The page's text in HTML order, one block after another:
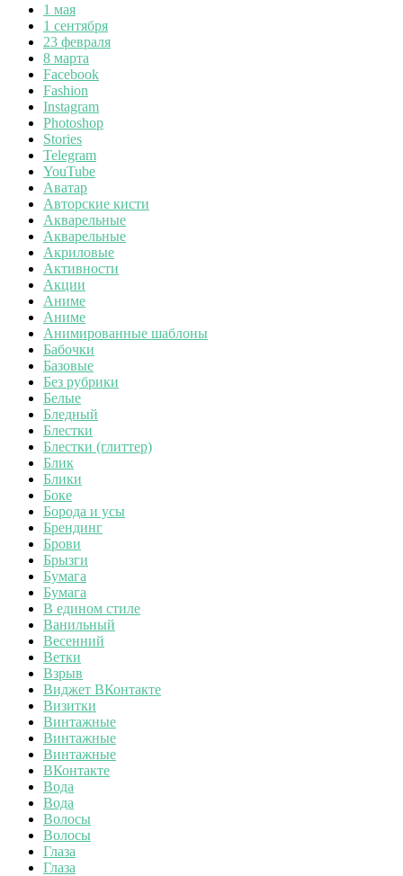
1 мая
1 сентября
23 февраля
8 марта
Facebook
Fashion
Instagram
Photoshop
Stories
Telegram
YouTube
Аватар
Авторские кисти
Акварельные
Акварельные
Акриловые
Активности
Акции
Аниме
Аниме
Анимированные шаблоны
Бабочки
Базовые
Без рубрики
Белые
Бледный
Блестки
Блестки (глиттер)
Блик
Блики
Боке
Борода и усы
Брендинг
Брови
Брызги
Бумага
Бумага
В едином стиле
Ванильный
Весенний
Ветки
Взрыв
Виджет ВКонтакте
Визитки
Винтажные
Винтажные
Винтажные
ВКонтакте
Вода
Вода
Волосы
Волосы
Глаза
Глаза